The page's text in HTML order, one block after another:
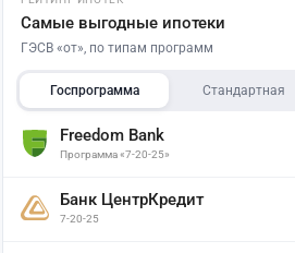
Самые выгодные ипотеки
ГЭСВ «от», по типам программ
Госпрограмма Стандартная
Freedom Bank
Программа «7-20-25»
Банк ЦентрКредит
7-20-25